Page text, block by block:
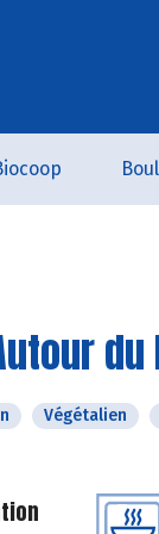
du
Végétalien